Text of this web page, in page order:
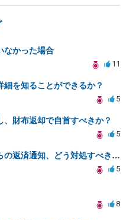
なかった場合
11
を知ることができるか？
5
財布返却で自首すべきか？
5
口座売却後に法律事務所からの返済通知、どう対処すべきか？
5
8